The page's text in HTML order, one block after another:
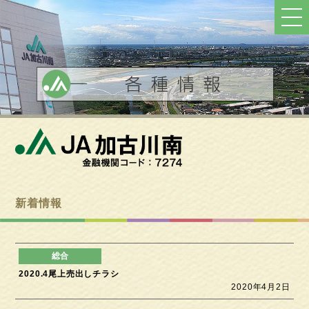
新着情報
2020.4尾上売出しチラシ
2020年4月2日